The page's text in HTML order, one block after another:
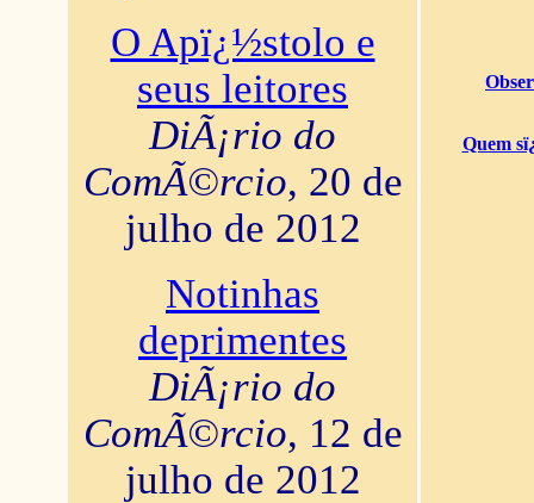
O Apï¿½stolo e
seus leitores
DiÃ¡rio do
ComÃ©rcio, 20 de
julho de 2012
Notinhas
deprimentes
DiÃ¡rio do
ComÃ©rcio, 12 de
julho de 2012
Quem